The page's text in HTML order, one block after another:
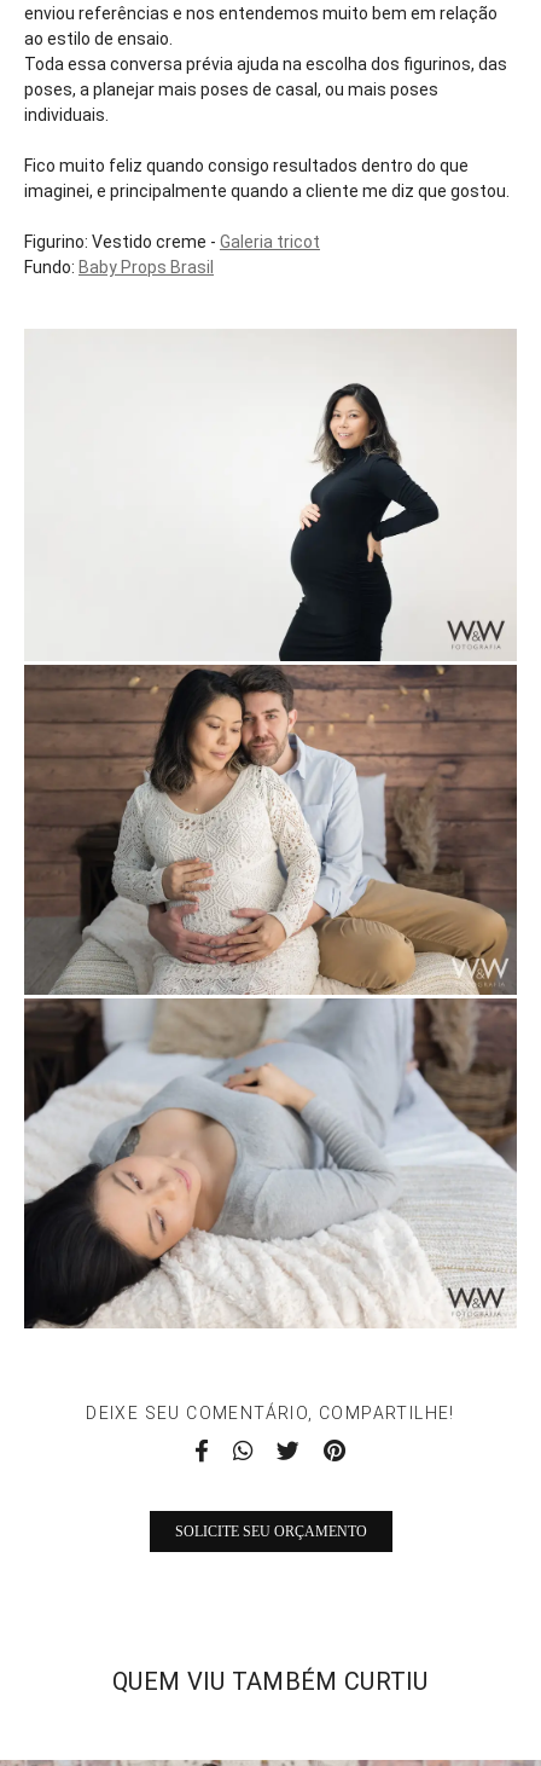
enviou referências e nos entendemos muito bem em relação
ao estilo de ensaio.
Toda essa conversa prévia ajuda na escolha dos figurinos, das
poses, a planejar mais poses de casal, ou mais poses
individuais.
Fico muito feliz quando consigo resultados dentro do que
imaginei, e principalmente quando a cliente me diz que gostou.
Figurino: Vestido creme - Galeria tricot
Fundo: Baby Props Brasil
DEIXE SEU COMENTÁRIO, COMPARTILHE!
SOLICITE SEU ORÇAMENTO
QUEM VIU TAMBÉM CURTIU